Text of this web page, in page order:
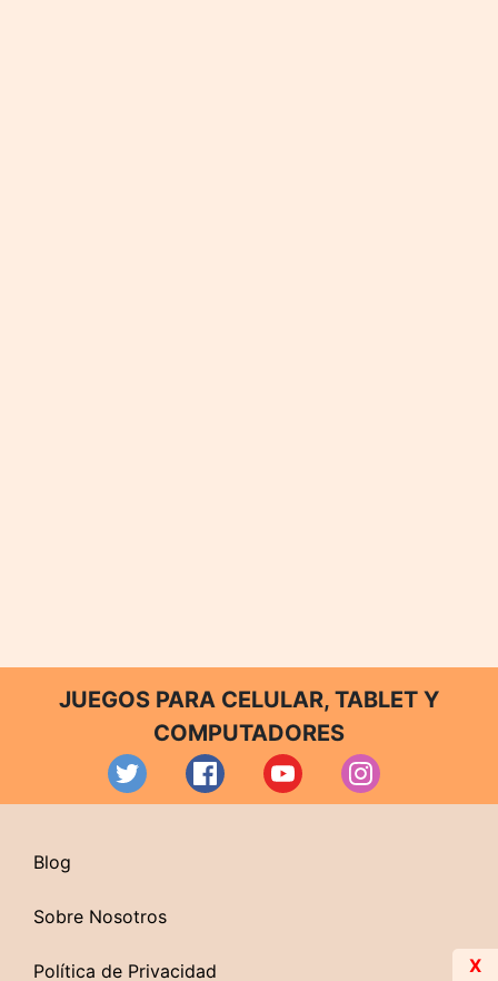
JUEGOS PARA CELULAR, TABLET Y
COMPUTADORES
Blog
Sobre Nosotros
Política de Privacidad X